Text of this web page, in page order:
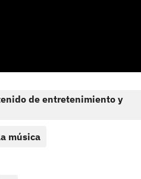
de entretenimiento y
música